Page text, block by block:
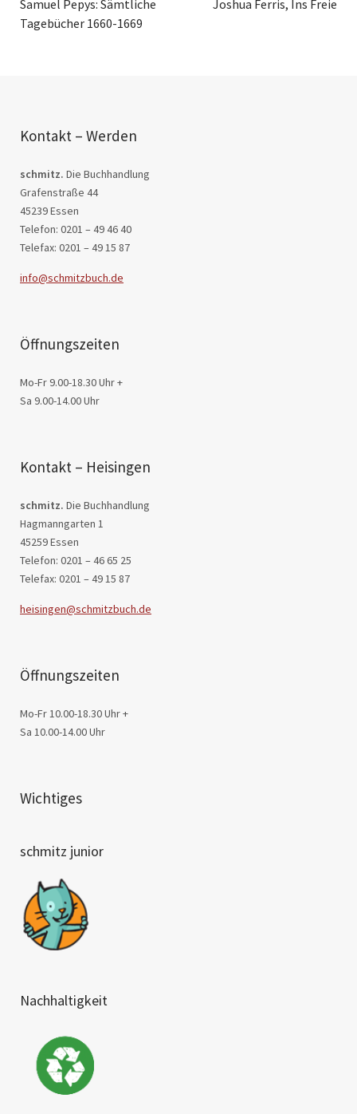
Samuel Pepys: Sämtliche
Tagebücher 1660-1669
Joshua Ferris, Ins Freie
Kontakt – Werden
schmitz. Die Buchhandlung
Grafenstraße 44
45239 Essen
Telefon: 0201 – 49 46 40
Telefax: 0201 – 49 15 87
info@schmitzbuch.de
Öffnungszeiten
Mo-Fr 9.00-18.30 Uhr +
Sa 9.00-14.00 Uhr
Kontakt – Heisingen
schmitz. Die Buchhandlung
Hagmanngarten 1
45259 Essen
Telefon: 0201 – 46 65 25
Telefax: 0201 – 49 15 87
heisingen@schmitzbuch.de
Öffnungszeiten
Mo-Fr 10.00-18.30 Uhr +
Sa 10.00-14.00 Uhr
Wichtiges
schmitz junior
Nachhaltigkeit